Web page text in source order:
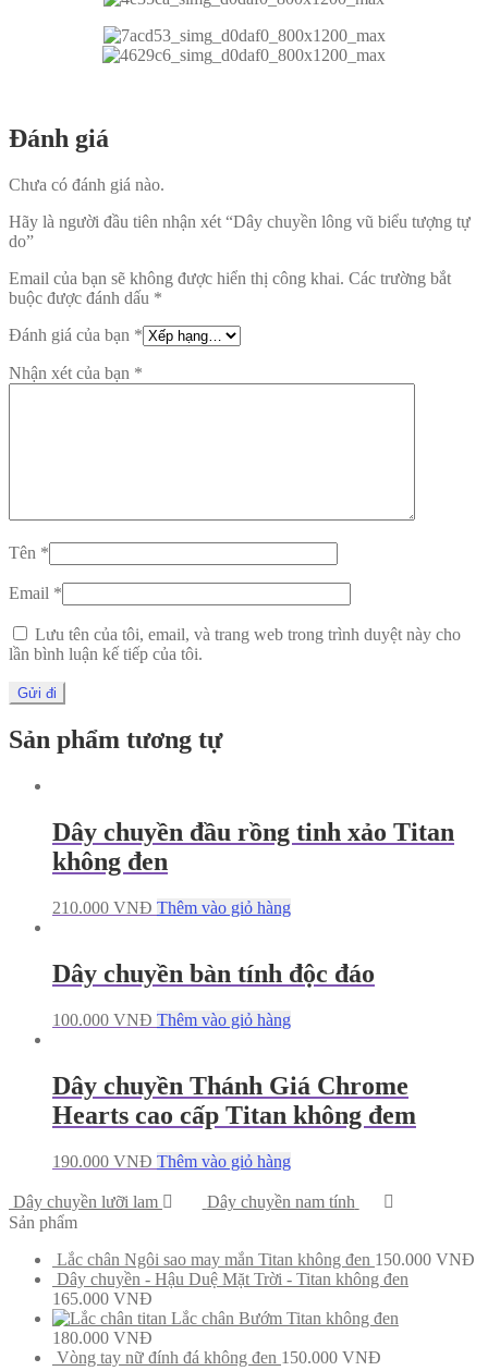
Đánh giá
Chưa có đánh giá nào.
Hãy là người đầu tiên nhận xét “Dây chuyền lông vũ biểu tượng tự
do”
Email của bạn sẽ không được hiển thị công khai. Các trường bắt
buộc được đánh dấu *
Đánh giá của bạn *
Nhận xét của bạn *
Tên *
Email *
Lưu tên của tôi, email, và trang web trong trình duyệt này cho
lần bình luận kế tiếp của tôi.
Sản phẩm tương tự
Dây chuyền đầu rồng tinh xảo Titan
không đen
210.000 VNĐ Thêm vào giỏ hàng
Dây chuyền bàn tính độc đáo
100.000 VNĐ Thêm vào giỏ hàng
Dây chuyền Thánh Giá Chrome
Hearts cao cấp Titan không đem
190.000 VNĐ Thêm vào giỏ hàng
Dây chuyền lưỡi lam
Dây chuyền nam tính
Sản phẩm
Lắc chân Ngôi sao may mắn Titan không đen 150.000 VNĐ
Dây chuyền - Hậu Duệ Mặt Trời - Titan không đen
165.000 VNĐ
Lắc chân Bướm Titan không đen
180.000 VNĐ
Vòng tay nữ đính đá không đen 150.000 VNĐ